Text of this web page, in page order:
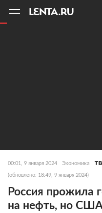
00:01, 9 января 2024 Экономика
(обновлено: 18:49, 9 января 2024)
Россия прожила
на нефть, но США